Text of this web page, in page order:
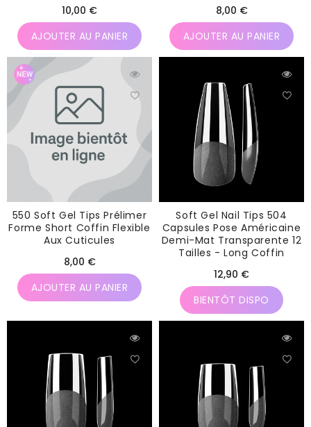
Prix
habituel
10,00 €
AJOUTER AU PANIER
Prix
habituel
8,00 €
AJOUTER AU PANIER
550 Soft Gel Tips Prélimer
Forme Short Coffin Flexible
Aux Cuticules
Prix
habituel
8,00 €
AJOUTER AU PANIER
Soft Gel Nail Tips 504
Capsules Pose Américaine
Demi-Mat Transparente 12
Tailles - Long Coffin
Prix
habituel
12,90 €
BIENTÔT DISPO